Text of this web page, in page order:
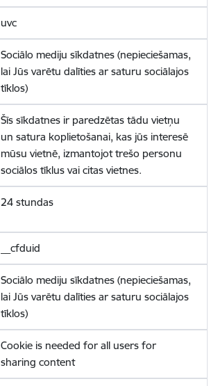
uvc
Sociālo mediju sīkdatnes (nepieciešamas,
lai Jūs varētu dalīties ar saturu sociālajos
tīklos)
Šīs sīkdatnes ir paredzētas tādu vietņu
un satura koplietošanai, kas jūs interesē
mūsu vietnē, izmantojot trešo personu
sociālos tīklus vai citas vietnes.
24 stundas
__cfduid
Sociālo mediju sīkdatnes (nepieciešamas,
lai Jūs varētu dalīties ar saturu sociālajos
tīklos)
Cookie is needed for all users for
sharing content